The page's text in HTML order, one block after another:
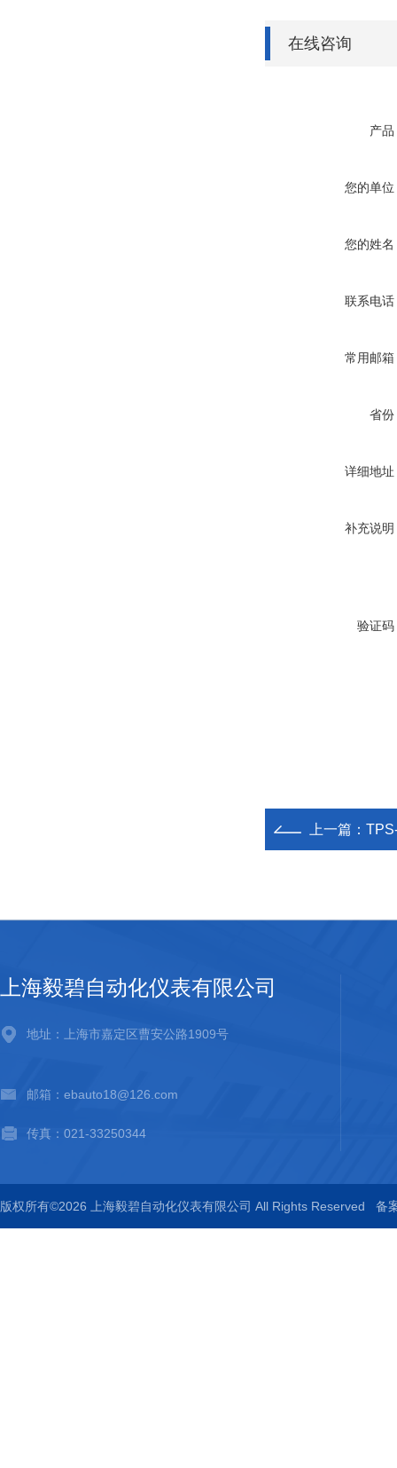
在线咨询
产品
您的单位
您的姓名
联系电话
常用邮箱
省份
详细地址
补充说明
验证码
上一篇：
上海毅碧自动化仪表有限公司
地址：上海市嘉定区曹安公路1909号
邮箱：ebauto18@126.com
传真：021-33250344
版权所有©2026 上海毅碧自动化仪表有限公司 All Rights Reserved 备